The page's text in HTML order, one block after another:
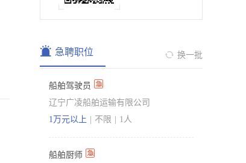
急聘职位 换一批
船舶驾驶员
辽宁广凌船舶运输有限公司
1万元以上
不限 1人
船舶厨师